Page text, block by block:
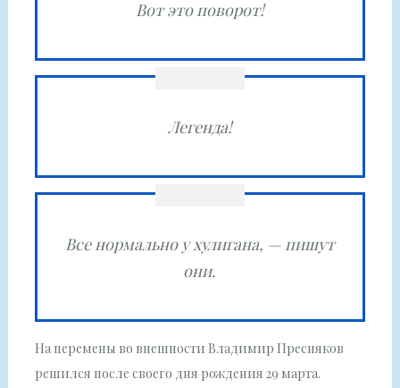
Вот это поворот!
Легенда!
Все нормально у хулигана, — пишут
они.
На перемены во внешности Владимир Пресняков
решился после своего дня рождения 29 марта.